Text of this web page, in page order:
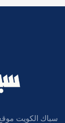
سباك الكويت